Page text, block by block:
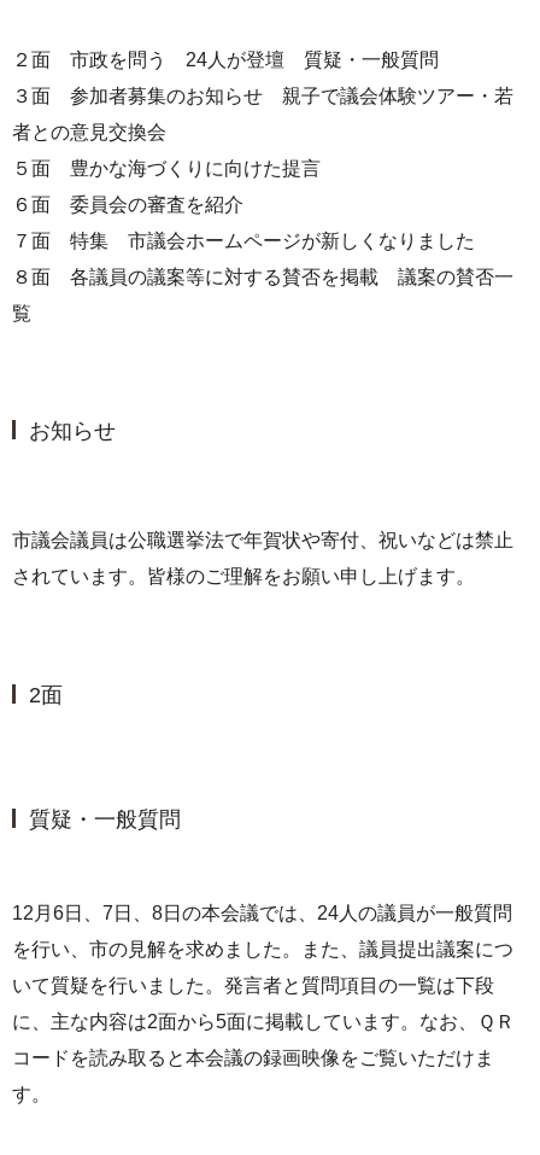
２面 市政を問う 24人が登壇 質疑・一般質問
３面 参加者募集のお知らせ 親子で議会体験ツアー・若
者との意見交換会
５面 豊かな海づくりに向けた提言
６面 委員会の審査を紹介
７面 特集 市議会ホームページが新しくなりました
８面 各議員の議案等に対する賛否を掲載 議案の賛否一
覧
お知らせ
市議会議員は公職選挙法で年賀状や寄付、祝いなどは禁止
されています。皆様のご理解をお願い申し上げます。
2面
質疑・一般質問
12月6日、7日、8日の本会議では、24人の議員が一般質問
を行い、市の見解を求めました。また、議員提出議案につ
いて質疑を行いました。発言者と質問項目の一覧は下段
に、主な内容は2面から5面に掲載しています。なお、ＱＲ
コードを読み取ると本会議の録画映像をご覧いただけま
す。